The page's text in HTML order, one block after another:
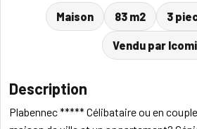
Maison 83 m2 3
Vendu par
Description
Plabennec ***** Célibataire ou en